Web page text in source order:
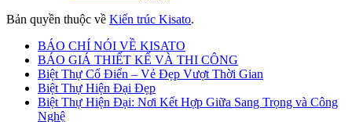
Bản quyền thuộc về Kiến trúc Kisato.
BÁO CHÍ NÓI VỀ KISATO
BÁO GIÁ THIẾT KẾ VÀ THI CÔNG
Biệt Thự Cổ Điển – Vẻ Đẹp Vượt Thời Gian
Biệt Thự Hiện Đại Đẹp
Biệt Thự Hiện Đại: Nơi Kết Hợp Giữa Sang Trọng và Công
Nghệ